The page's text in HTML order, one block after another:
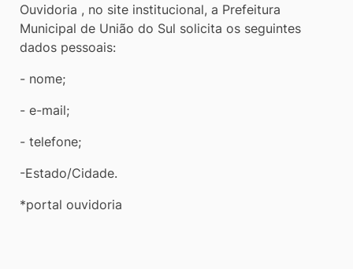
Ouvidoria , no site institucional, a Prefeitura
Municipal de União do Sul solicita os seguintes
dados pessoais:
- nome;
- e-mail;
- telefone;
-Estado/Cidade.
*portal ouvidoria